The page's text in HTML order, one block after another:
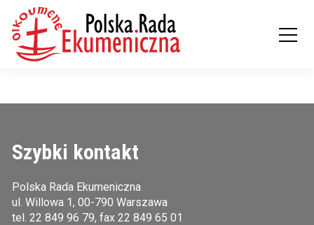
Szybki kontakt
Polska Rada Ekumeniczna
ul. Willowa 1, 00-790 Warszawa
tel. 22 849 96 79, fax 22 849 65 01